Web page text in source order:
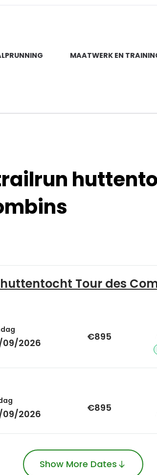
de Alpen
MAATWERK EN
Tour des
09/2026
€895
09/2026
€895
Show More Dates